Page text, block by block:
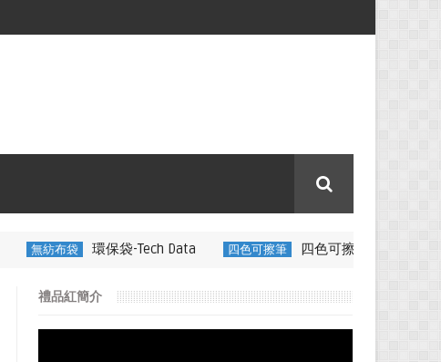
環保袋-Tech Data 四色可擦筆 四色可擦筆-百通電纜
禮品紅簡介